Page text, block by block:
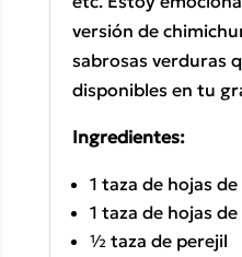
versión de
sabrosas verduras
disponibles en tu
Ingredientes:
1 taza de hojas
1 taza de hojas
½ taza de perejil